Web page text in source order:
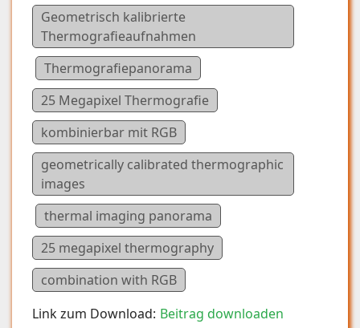
Geometrisch kalibrierte
Thermografieaufnahmen
Thermografiepanorama
25 Megapixel Thermografie
kombinierbar mit RGB
geometrically calibrated thermographic
images
thermal imaging panorama
25 megapixel thermography
combination with RGB
Link zum Download: Beitrag downloaden